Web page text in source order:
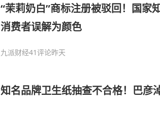
“茉莉奶白”商标注册被驳回！国家
消费者误解为颜色
九派财经41评论昨天
知名品牌卫生纸抽查不合格！巴彦